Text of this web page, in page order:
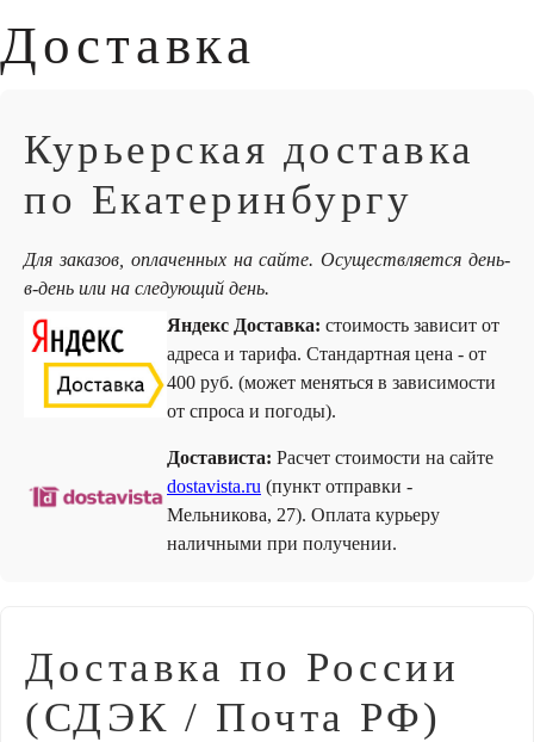
Доставка
Курьерская доставка
по Екатеринбургу
Для заказов, оплаченных на сайте. Осуществляется день-
в-день или на следующий день.
Яндекс Доставка: стоимость зависит от
адреса и тарифа. Стандартная цена - от
400 руб. (может меняться в зависимости
от спроса и погоды).
Достависта: Расчет стоимости на сайте
dostavista.ru (пункт отправки -
Мельникова, 27). Оплата курьеру
наличными при получении.
Доставка по России
(СДЭК / Почта РФ)